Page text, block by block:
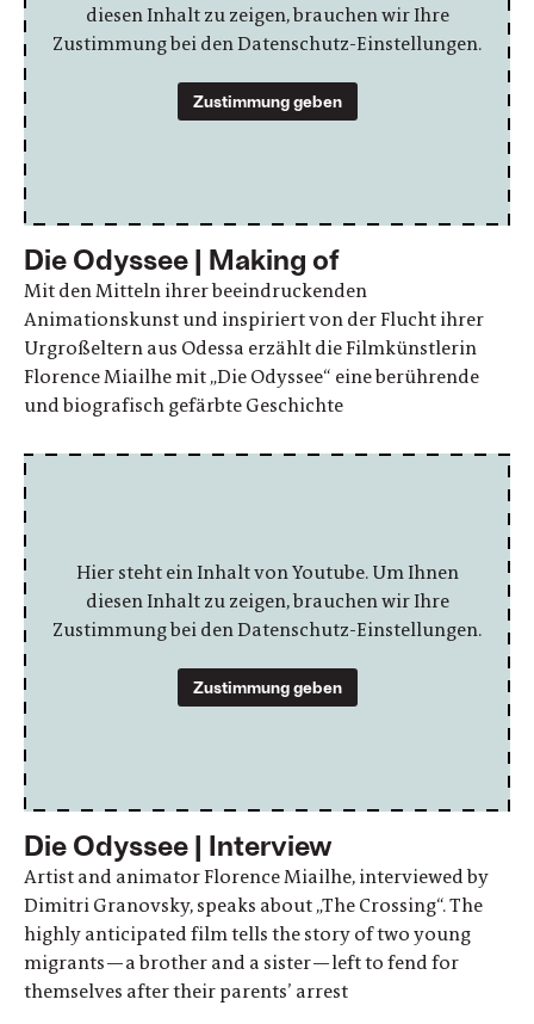
diesen Inhalt zu zeigen, brauchen wir Ihre
Zustimmung bei den Datenschutz-Einstellungen.
Zustimmung geben
Die Odyssee | Making of
Mit den Mitteln ihrer beeindruckenden
Animationskunst und inspiriert von der Flucht ihrer
Urgroßeltern aus Odessa erzählt die Filmkünstlerin
Florence Miailhe mit „Die Odyssee“ eine berührende
und biografisch gefärbte Geschichte
Hier steht ein Inhalt von Youtube. Um Ihnen
diesen Inhalt zu zeigen, brauchen wir Ihre
Zustimmung bei den Datenschutz-Einstellungen.
Zustimmung geben
Die Odyssee | Interview
Artist and animator Florence Miailhe, interviewed by
Dimitri Granovsky, speaks about „The Crossing“. The
highly anticipated film tells the story of two young
migrants—a brother and a sister—left to fend for
themselves after their parents’ arrest